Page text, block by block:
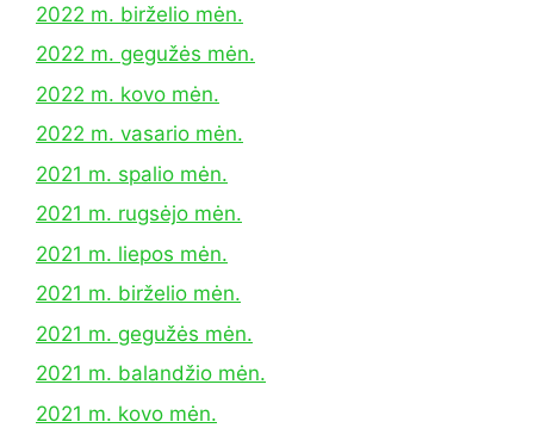
2022 m. birželio mėn.
2022 m. gegužės mėn.
2022 m. kovo mėn.
2022 m. vasario mėn.
2021 m. spalio mėn.
2021 m. rugsėjo mėn.
2021 m. liepos mėn.
2021 m. birželio mėn.
2021 m. gegužės mėn.
2021 m. balandžio mėn.
2021 m. kovo mėn.